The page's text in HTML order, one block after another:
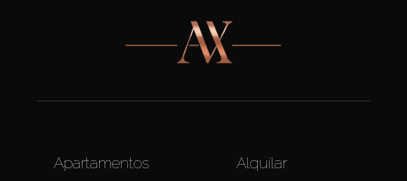
Apartamentos
Alquilar